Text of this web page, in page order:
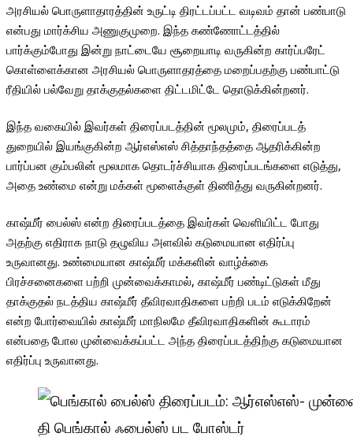
அரசியல் பொருளாதாரத்தின் உருட்டி திரட்டப்பட்ட வடிவம் தான் பண்பாடு
என்பது மார்க்சிய அணுகுமுறை. இந்த கண்ணோட்டத்தில்
பார்க்கும்போது இன்று நாட்டையே சூறையாடி வருகின்ற கார்ப்பரேட்
கொள்ளைக்கான அரசியல் பொருளாதரத்தை மறைப்பதற்கு பண்பாட்டு
ரீதியில் பல்வேறு தாக்குதல்களை திட்டமிட்டே தொடுக்கின்றனர்.
இந்த வகையில் இவர்கள் திரைப்படத்தின் மூலமும், திரைப்படத்
துறையில் இயங்குகின்ற ஆர்எஸ்எஸ் சித்தாந்தத்தை ஆதரிக்கின்ற
பார்ப்பன கும்பலின் மூலமாக தொடர்ச்சியாக திரைப்படங்களை எடுத்து,
அதை உண்மை என்று மக்கள் மூளைக்குள் திணித்து வருகின்றனர்.
காஷ்மீர் பைல்ஸ் என்ற திரைப்படத்தை இவர்கள் வெளியிட்ட போது
அதற்கு எதிராக நாடு தழுவிய அளவில் கடுமையான எதிர்ப்பு
உருவானது. உண்மையான காஷ்மீர் மக்களின் வாழ்க்கை
பிரச்சனைகளை பற்றி முன்வைக்காமல், காஷ்மீர் பண்டிட்டுகள் மீது
தாக்குதல் நடத்திய காஷ்மீர் தீவிரவாதிகளை பற்றி படம் எடுக்கிறேன்
என்ற போர்வையில் காஷ்மீர் மாநிலமே தீவிரவாதிகளின் கூடாரம்
என்பதை போல முன்வைக்கப்பட்ட அந்த திரைப்படத்திற்கு கடுமையான
எதிர்ப்பு உருவானது.
தி பெங்கால் ஃபைல்ஸ் பட போஸ்டர்